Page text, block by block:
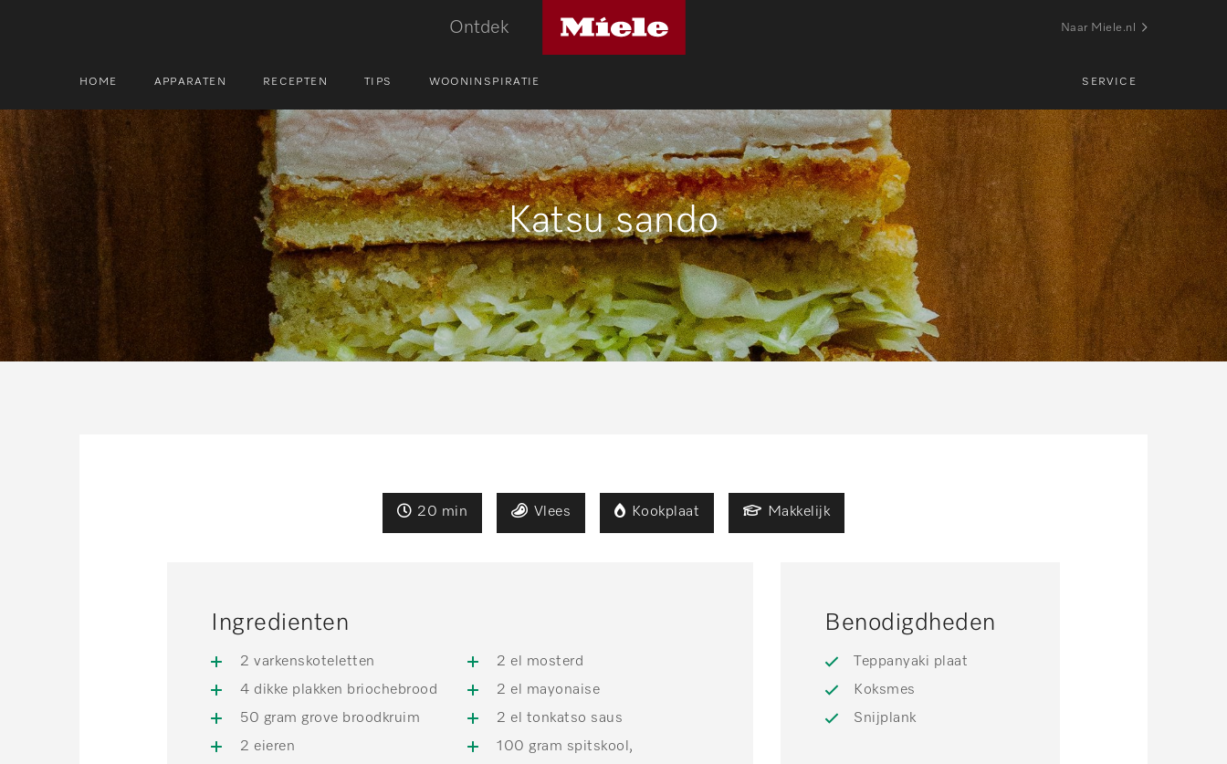
Ontdek
logo
Naar Miele.nl
HOME APPARATEN RECEPTEN TIPS WOONINSPIRATIE SERVICE
Zoek
Zoek
Katsu sando
20 min Vlees Kookplaat Makkelijk
Ingredienten
2 varkenskoteletten
4 dikke plakken briochebrood
50 gram grove broodkruim
2 eieren
2 el mosterd
2 el mayonaise
2 el tonkatso saus
100 gram spitskool,
Benodigdheden
Teppanyaki plaat
Koksmes
Snijplank